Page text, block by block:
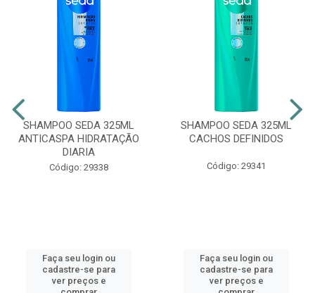
SHAMPOO SEDA 325ML
ANTICASPA HIDRATAÇÃO
DIARIA
Código: 29338
Faça seu login ou
cadastre-se para
ver preços e
SHAMPOO SEDA 325ML
CACHOS DEFINIDOS
Código: 29341
Faça seu login ou
cadastre-se para
ver preços e